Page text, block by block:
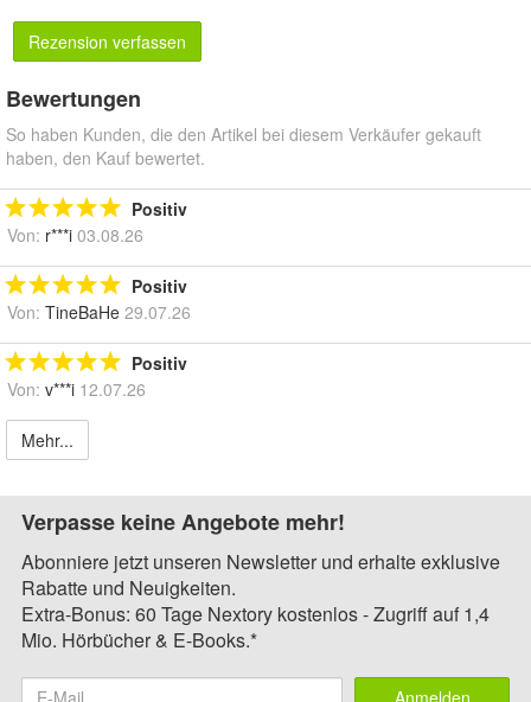
Rezension verfassen
Bewertungen
So haben Kunden, die den Artikel bei diesem Verkäufer gekauft
haben, den Kauf bewertet.
Positiv
Von: r***i 03.08.26
Positiv
Von: TineBaHe 29.07.26
Positiv
Von: v***i 12.07.26
Mehr...
Verpasse keine Angebote mehr!
Abonniere jetzt unseren Newsletter und erhalte exklusive
Rabatte und Neuigkeiten.
Extra-Bonus: 60 Tage Nextory kostenlos - Zugriff auf 1,4
Mio. Hörbücher & E-Books.*